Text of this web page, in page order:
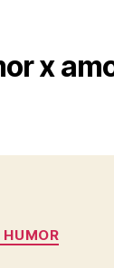
x
HUMOR